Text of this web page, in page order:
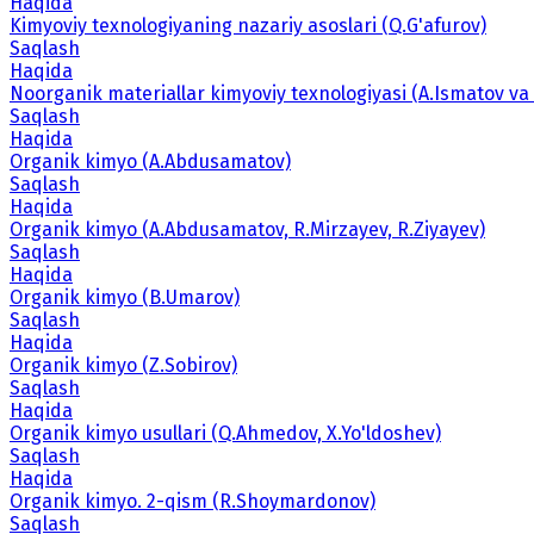
Kimyoviy texnologiyaning nazariy asoslari (Q.G'afurov)
Saqlash
Haqida
Noorganik materiallar kimyoviy texnologiyasi (A.Ismatov va
Saqlash
Haqida
Organik kimyo (A.Abdusamatov)
Saqlash
Haqida
Organik kimyo (A.Abdusamatov, R.Mirzayev, R.Ziyayev)
Saqlash
Haqida
Organik kimyo (B.Umarov)
Saqlash
Haqida
Organik kimyo (Z.Sobirov)
Saqlash
Haqida
Organik kimyo usullari (Q.Ahmedov, X.Yo'ldoshev)
Saqlash
Haqida
Organik kimyo. 2-qism (R.Shoymardonov)
Saqlash